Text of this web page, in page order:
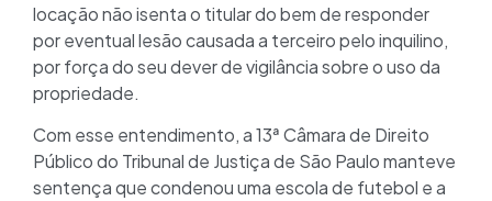
locação não isenta o titular do bem de responder
por eventual lesão causada a terceiro pelo inquilino,
por força do seu dever de vigilância sobre o uso da
propriedade.
Com esse entendimento, a 13ª Câmara de Direito
Público do Tribunal de Justiça de São Paulo manteve
sentença que condenou uma escola de futebol e a